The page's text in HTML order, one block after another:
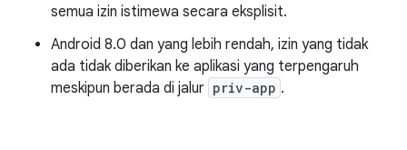
semua izin istimewa secara eksplisit.
Android 8.0 dan yang lebih rendah, izin yang tidak
ada tidak diberikan ke aplikasi yang terpengaruh
meskipun berada di jalur priv-app .